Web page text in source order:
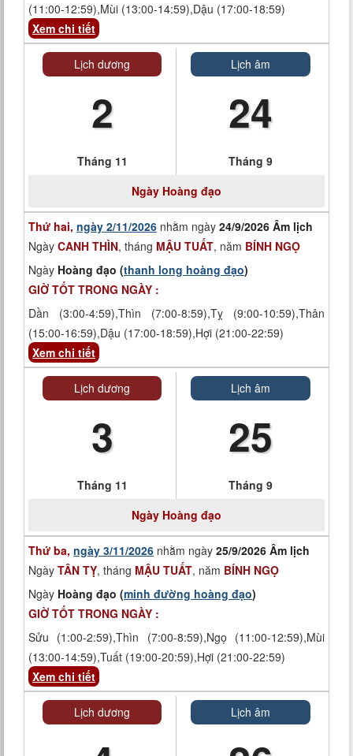
(11:00-12:59),Mùi (13:00-14:59),Dậu (17:00-18:59)
Xem chi tiết
Lịch dương
2
Tháng 11
Lịch âm
24
Tháng 9
Ngày Hoàng đạo
Thứ hai, ngày 2/11/2026 nhằm ngày 24/9/2026 Âm lịch
Ngày CANH THÌN, tháng MẬU TUẤT, năm BÍNH NGỌ
Ngày Hoàng đạo (thanh long hoàng đạo)
GIỜ TỐT TRONG NGÀY :
Dần (3:00-4:59),Thìn (7:00-8:59),Tỵ (9:00-10:59),Thân
(15:00-16:59),Dậu (17:00-18:59),Hợi (21:00-22:59)
Xem chi tiết
Lịch dương
3
Tháng 11
Lịch âm
25
Tháng 9
Ngày Hoàng đạo
Thứ ba, ngày 3/11/2026 nhằm ngày 25/9/2026 Âm lịch
Ngày TÂN TỴ, tháng MẬU TUẤT, năm BÍNH NGỌ
Ngày Hoàng đạo (minh đường hoàng đạo)
GIỜ TỐT TRONG NGÀY :
Sửu (1:00-2:59),Thìn (7:00-8:59),Ngọ (11:00-12:59),Mùi
(13:00-14:59),Tuất (19:00-20:59),Hợi (21:00-22:59)
Xem chi tiết
Lịch dương Lịch âm